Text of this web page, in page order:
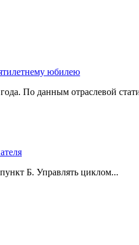
юбилею
По данным отраслевой
Б. Управлять циклом...